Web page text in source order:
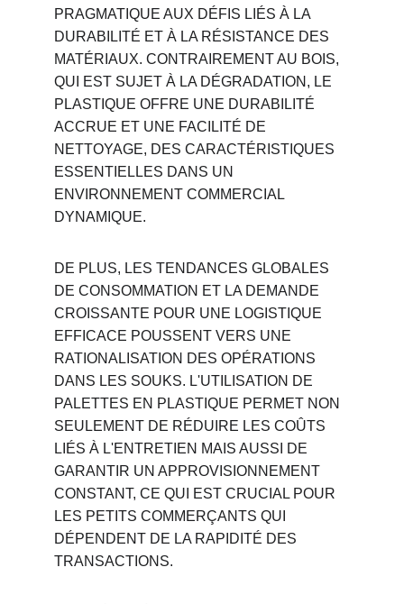
PRAGMATIQUE AUX DÉFIS LIÉS À LA
DURABILITÉ ET À LA RÉSISTANCE DES
MATÉRIAUX. CONTRAIREMENT AU BOIS,
QUI EST SUJET À LA DÉGRADATION, LE
PLASTIQUE OFFRE UNE DURABILITÉ
ACCRUE ET UNE FACILITÉ DE
NETTOYAGE, DES CARACTÉRISTIQUES
ESSENTIELLES DANS UN
ENVIRONNEMENT COMMERCIAL
DYNAMIQUE.
DE PLUS, LES TENDANCES GLOBALES
DE CONSOMMATION ET LA DEMANDE
CROISSANTE POUR UNE LOGISTIQUE
EFFICACE POUSSENT VERS UNE
RATIONALISATION DES OPÉRATIONS
DANS LES SOUKS. L'UTILISATION DE
PALETTES EN PLASTIQUE PERMET NON
SEULEMENT DE RÉDUIRE LES COÛTS
LIÉS À L'ENTRETIEN MAIS AUSSI DE
GARANTIR UN APPROVISIONNEMENT
CONSTANT, CE QUI EST CRUCIAL POUR
LES PETITS COMMERÇANTS QUI
DÉPENDENT DE LA RAPIDITÉ DES
TRANSACTIONS.